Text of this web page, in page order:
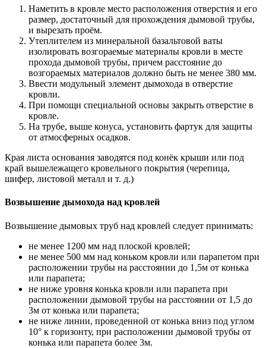
Наметить в кровле место расположения отверстия и его
размер, достаточный для прохождения дымовой трубы,
и вырезать проём.
Утеплителем из минеральной базальтовой ваты
изолировать возгораемые материалы кровли в месте
прохода дымовой трубы, причем расстояние до
возгораемых материалов должно быть не менее 380 мм.
Ввести модульный элемент дымохода в отверстие
кровли.
При помощи специальной основы закрыть отверстие в
кровле.
На трубе, выше конуса, установить фартук для защиты
от атмосферных осадков.
Края листа основания заводятся под конёк крыши или под
край вышележащего кровельного покрытия (черепица,
шифер, листовой металл и т. д.)
Возвышение дымохода над кровлей
Возвышение дымовых труб над кровлей следует принимать:
не менее 1200 мм над плоской кровлей;
не менее 500 мм над коньком кровли или парапетом при
расположении трубы на расстоянии до 1,5м от конька
или парапета;
не ниже уровня конька кровли или парапета при
расположении дымовой трубы на расстоянии от 1,5 до
3м от конька или парапета;
не ниже линии, проведенной от конька вниз под углом
10° к горизонту, при расположении дымовой трубы от
конька или парапета более 3м.